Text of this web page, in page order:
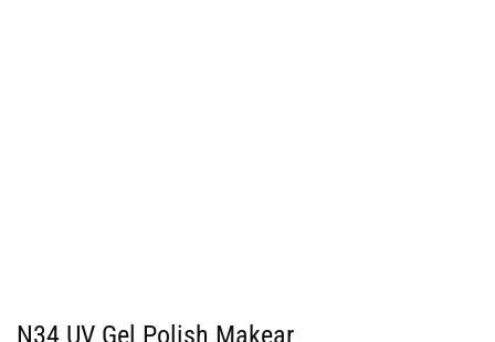
N34 UV Gel Polish Makear